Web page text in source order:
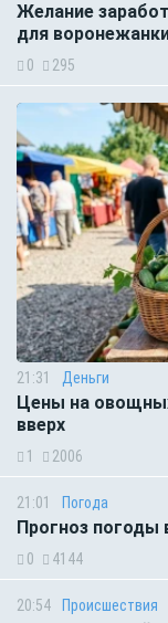
Желание
для
0 295
21:31 Деньги
Цены на
вверх
1 2006
21:01 Погода
Прогноз погоды
0 4144
20:54 Происшествия